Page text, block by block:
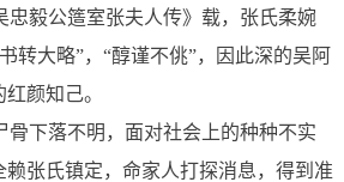
忠毅公簉室张夫人传》载，张氏柔婉
转大略”，“醇谨不佻”，因此深的吴阿
颜知己。
骨下落不明，面对社会上的种种不实
赖张氏镇定，命家人打探消息，得到准